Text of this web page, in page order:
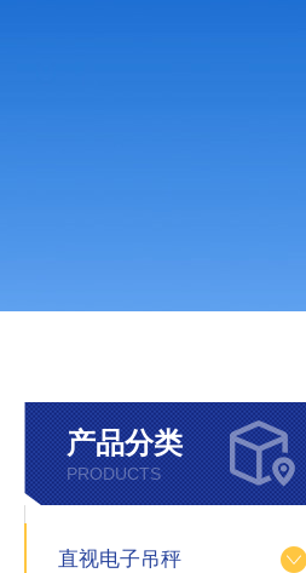
产品分类
PRODUCTS
直视电子吊秤